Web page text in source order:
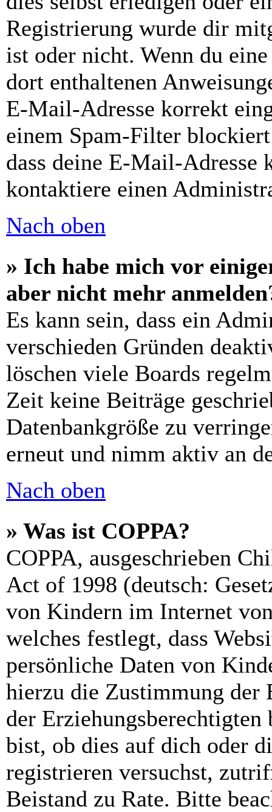
Registrierung wurde dir
ist oder nicht. Wenn du
dort enthaltenen
E-Mail-Adresse korrekt
einem Spam-Filter
dass deine E-Mail-Adresse
kontaktiere einen
Nach oben
» Ich habe mich vor
aber nicht mehr
Es kann sein, dass ein
verschieden Gründen
löschen viele Boards
Zeit keine Beiträge
Datenbankgröße zu
erneut und nimm aktiv an
Nach oben
» Was ist COPPA?
COPPA, ausgeschrieben
Act of 1998 (deutsch:
von Kindern im Internet
welches festlegt, dass
persönliche Daten von
hierzu die Zustimmung der
der
bist, ob dies auf dich oder
registrieren versuchst,
Beistand zu Rate. Bitte